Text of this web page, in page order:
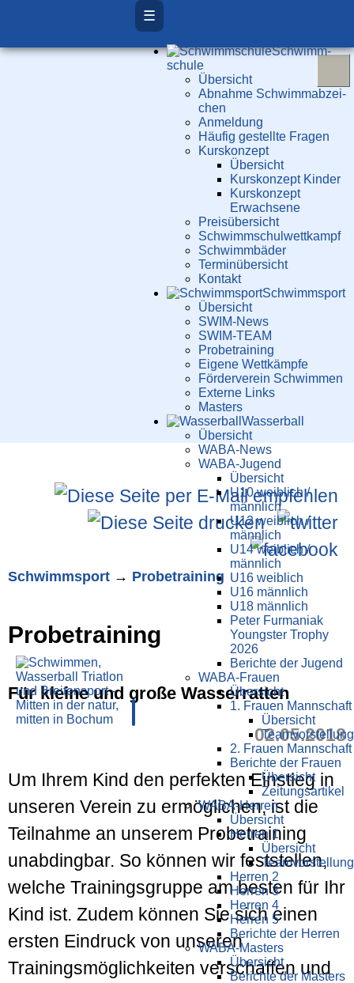
☰
Schwimm­
schule
Übersicht
Ab­nah­me Schwimm­ab­zei­
chen
Anmeldung
Häufig gestellte Fragen
Kurs­konzept
Übersicht
Kurskonzept Kinder
Kurskonzept
Erwachsene
Preis­über­sicht
Schwimm­schul­wett­kampf
Schwimm­bäder
Terminübersicht
Kontakt
Schwimm­sport
Übersicht
SWIM-News
SWIM-TEAM
Probe­training
Eigene Wettkämpfe
Förderverein Schwimmen
Externe Links
Masters
Wasser­ball
Übersicht
WABA-News
WABA-Jugend
Übersicht
U10 weiblich /
männlich
U12 weiblich /
männlich
U14 weiblich /
männlich
U16 weiblich
U16 männlich
U18 männlich
Peter Furmaniak
Youngster Trophy
2026
Berichte der Jugend
WABA-Frauen
Übersicht
1. Frauen Mannschaft
Übersicht
Teamvorstellung
2. Frauen Mannschaft
Berichte der Frauen
Übersicht
Zeitungsartikel
WABA-Herren
Übersicht
Herren 1
Übersicht
Teamvorstellung
Herren 2
Herren 3
Herren 4
Herren 5
Berichte der Herren
WABA-Masters
Übersicht
Berichte der Masters
Schwimm­sport → Probe­training
Probe­training
Für kleine und große Wasserratten
02.05.2018
Um Ihrem Kind den perfekten Einstieg in
unseren Verein zu ermöglichen, ist die
Teilnahme an unserem Probetraining
unabdingbar. So können wir feststellen,
welche Trainingsgruppe am besten für Ihr
Kind ist. Zudem können Sie sich einen
ersten Eindruck von unseren
Trainingsmöglichkeiten verschaffen und